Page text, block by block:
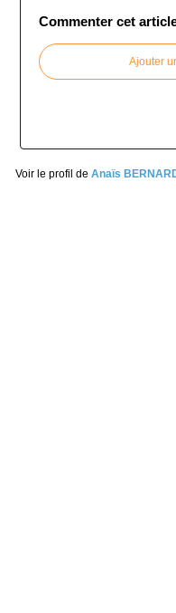
Commenter cet
Ajouter
Voir le profil de Anaïs